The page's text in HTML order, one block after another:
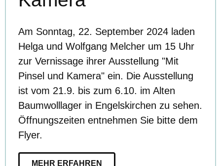
Am Sonntag, 22. September 2024 laden
Helga und Wolfgang Melcher um 15 Uhr
zur Vernissage ihrer Ausstellung "Mit
Pinsel und Kamera" ein. Die Ausstellung
ist vom 21.9. bis zum 6.10. im Alten
Baumwolllager in Engelskirchen zu sehen.
Öffnungszeiten entnehmen Sie bitte dem
Flyer.
MEHR ERFAHREN